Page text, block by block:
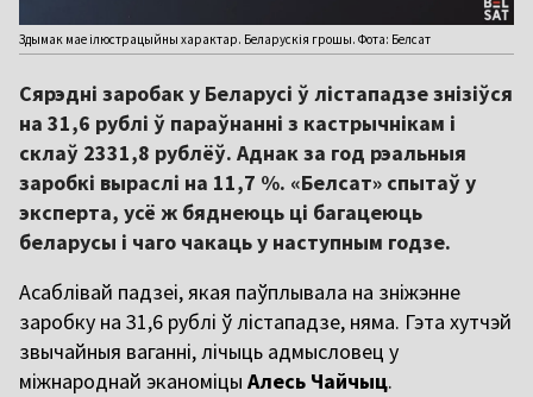
Здымак мае ілюстрацыйны характар. Беларускія грошы. Фота: Белсат
Сярэдні заробак у Беларусі ў лістападзе знізіўся
на 31,6 рублі ў параўнанні з кастрычнікам і
склаў 2331,8 рублёў. Аднак за год рэальныя
заробкі выраслі на 11,7 %. «Белсат» спытаў у
эксперта, усё ж бяднеюць ці багацеюць
беларусы і чаго чакаць у наступным годзе.
Асаблівай падзеі, якая паўплывала на зніжэнне
заробку на 31,6 рублі ў лістападзе, няма. Гэта хутчэй
звычайныя ваганні, лічыць адмысловец у
міжнароднай эканоміцы Алесь Чайчыц.